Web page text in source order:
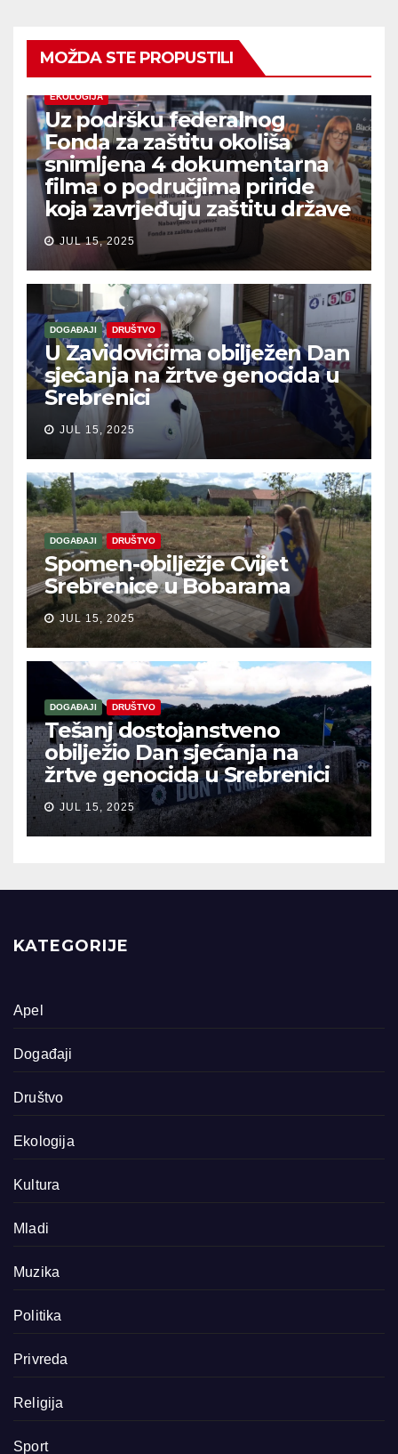
MOŽDA STE PROPUSTILI
EKOLOGIJA
Uz podršku federalnog
Fonda za zaštitu okoliša
snimljena 4 dokumentarna
filma o područjima priride
koja zavrjeđuju zaštitu države
JUL 15, 2025
DOGAĐAJI DRUŠTVO
U Zavidovićima obilježen Dan
sjećanja na žrtve genocida u
Srebrenici
JUL 15, 2025
DOGAĐAJI DRUŠTVO
Spomen-obilježje Cvijet
Srebrenice u Bobarama
JUL 15, 2025
DOGAĐAJI DRUŠTVO
Tešanj dostojanstveno
obilježio Dan sjećanja na
žrtve genocida u Srebrenici
JUL 15, 2025
KATEGORIJE
Apel
Događaji
Društvo
Ekologija
Kultura
Mladi
Muzika
Politika
Privreda
Religija
Sport